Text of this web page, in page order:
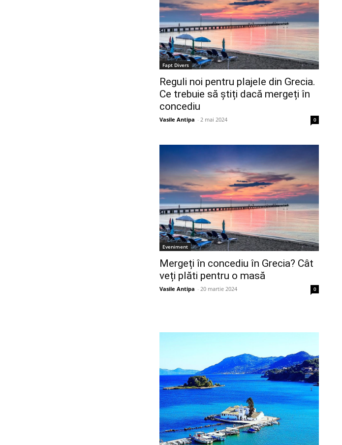
Fapt Divers
Reguli noi pentru plajele din Grecia.
Ce trebuie să știți dacă mergeți în
concediu
Vasile Antipa - 2 mai 2024 0
Eveniment
Mergeți în concediu în Grecia? Cât
veți plăti pentru o masă
Vasile Antipa - 20 martie 2024 0